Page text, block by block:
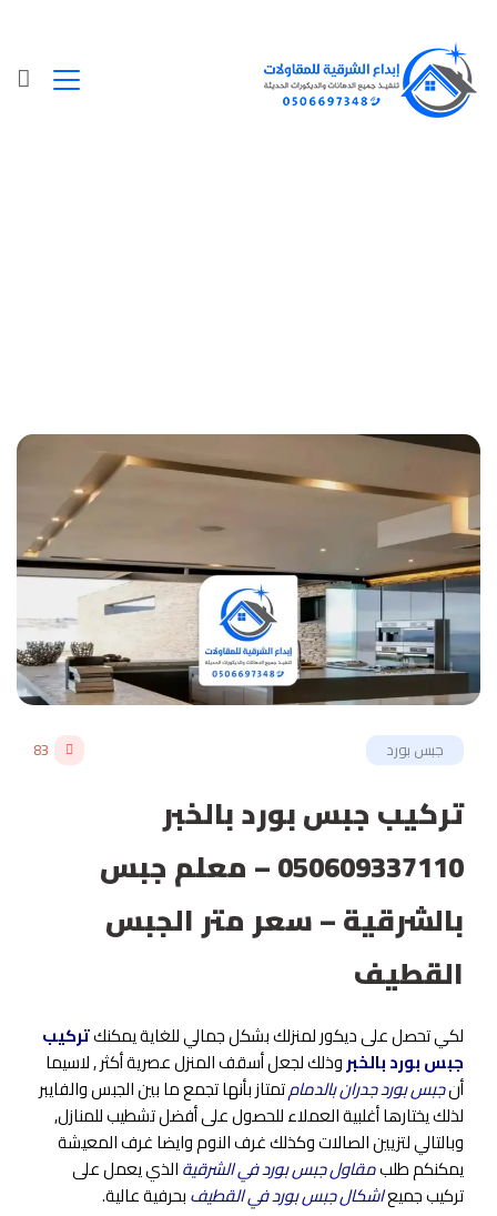
جبس بورد 83
تركيب جبس بورد بالخبر
050609337110 – معلم جبس
بالشرقية – سعر متر الجبس
القطيف
لكي تحصل على ديكور لمنزلك بشكل جمالي للغاية يمكنكتركيب
جبس بورد بالخبروذلك لجعل أسقف المنزل عصرية أكثر , لاسيما
أنجبس بورد جدران بالدمامتمتاز بأنها تجمع ما بين الجبس والفايبر
لذلك يختارها أغلبية العملاء للحصول على أفضل تشطيب للمنازل,
وبالتالي لتزيين الصالات وكذلك غرف النوم وايضا غرف المعيشة
يمكنكم طلبمقاول جبس بورد في الشرقيةالذي يعمل على
تركيب جميعاشكال جبس بورد في القطيفبحرفية عالية.